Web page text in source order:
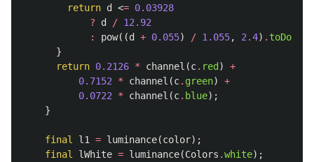
return d <= 0.03928
?
d / 12.92
:
pow((d + 0.055) / 1.055, 2.4) . toDouble
}
return 0.2126 * channel (c. red )
+
0.7152
* channel (c. green)
+
0.0722
* channel (c. blue);
}
final l1 = luminance(color);
final
lWhite = luminance(Colors .white);